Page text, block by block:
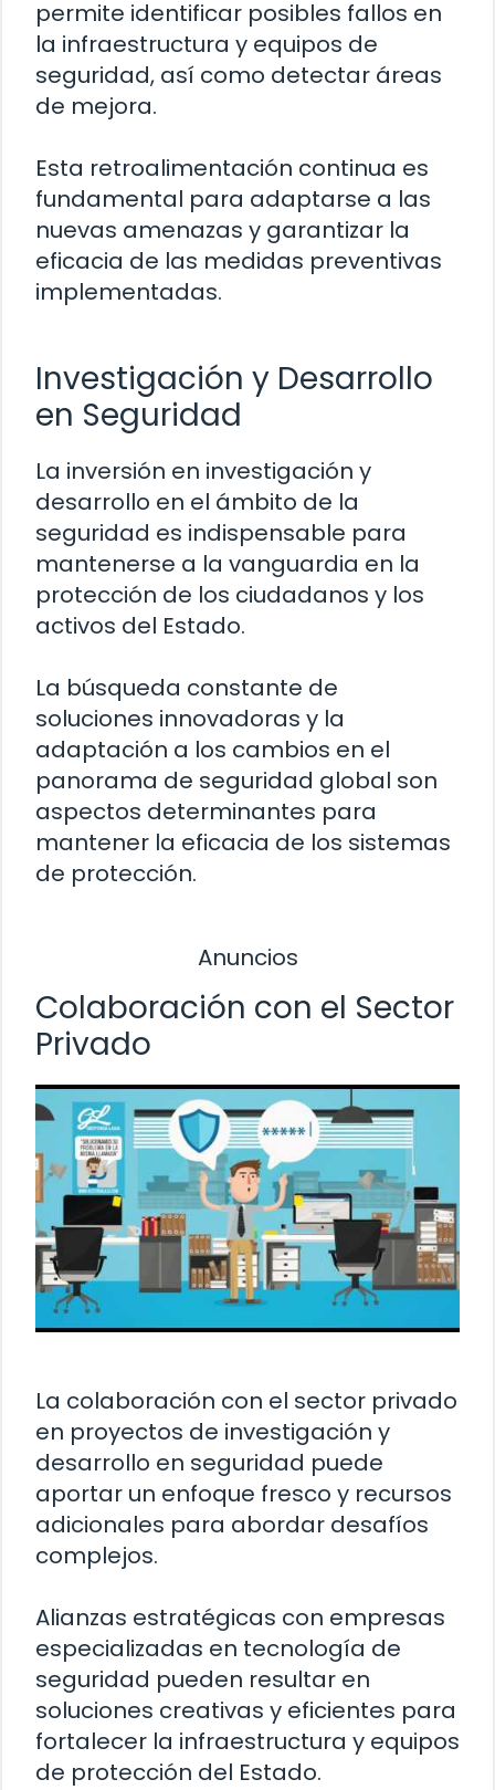
permite identificar posibles fallos en
la infraestructura y equipos de
seguridad, así como detectar áreas
de mejora.
Esta retroalimentación continua es
fundamental para adaptarse a las
nuevas amenazas y garantizar la
eficacia de las medidas preventivas
implementadas.
Investigación y Desarrollo
en Seguridad
La inversión en investigación y
desarrollo en el ámbito de la
seguridad es indispensable para
mantenerse a la vanguardia en la
protección de los ciudadanos y los
activos del Estado.
La búsqueda constante de
soluciones innovadoras y la
adaptación a los cambios en el
panorama de seguridad global son
aspectos determinantes para
mantener la eficacia de los sistemas
de protección.
Anuncios
Colaboración con el Sector
Privado
La colaboración con el sector privado
en proyectos de investigación y
desarrollo en seguridad puede
aportar un enfoque fresco y recursos
adicionales para abordar desafíos
complejos.
Alianzas estratégicas con empresas
especializadas en tecnología de
seguridad pueden resultar en
soluciones creativas y eficientes para
fortalecer la infraestructura y equipos
de protección del Estado.